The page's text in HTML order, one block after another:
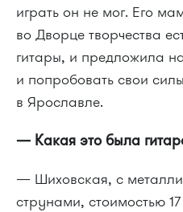
играть он не мог. Его
во Дворце творчества
гитары, и предложила
и попробовать свои
в Ярославле.
— Какая это была
— Шиховская, с
струнами, стоимостью